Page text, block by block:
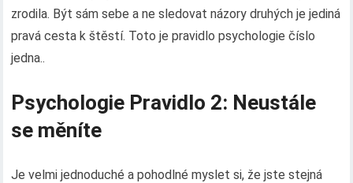
zrodila. Být sám sebe a ne sledovat názory druhých je jediná
pravá cesta k štěstí. Toto je pravidlo psychologie číslo
jedna..
Psychologie Pravidlo 2: Neustále
se měníte
Je velmi jednoduché a pohodlné myslet si, že jste stejná